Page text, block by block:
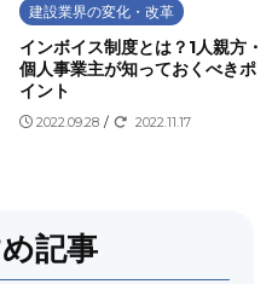
建設業界の変化・改革
インボイス制度とは？1人親方・
個人事業主が知っておくべきポ
イント
2022.09.28 / 2022.11.17
記事